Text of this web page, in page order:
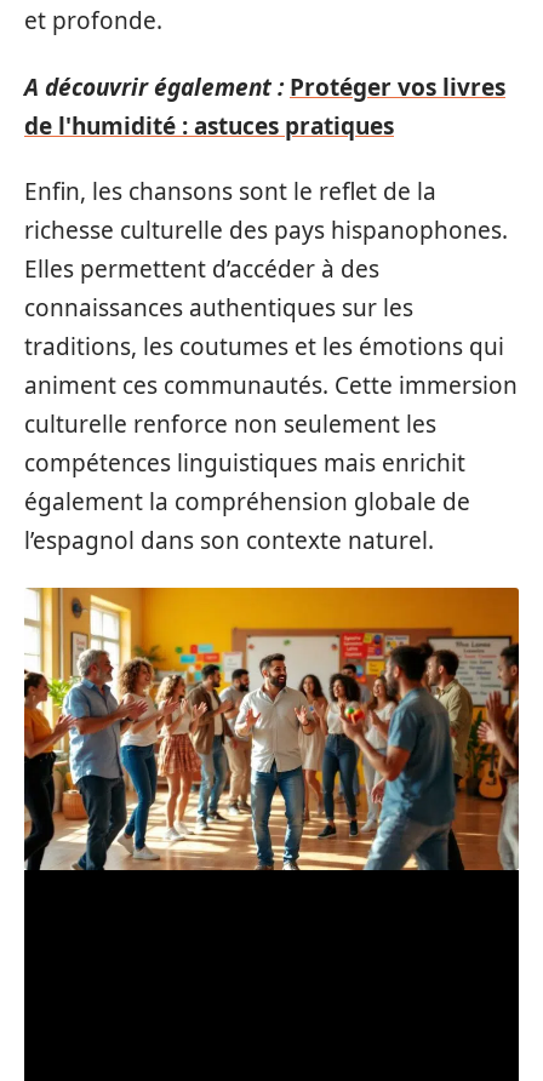
et profonde.
A découvrir également : Protéger vos livres
de l'humidité : astuces pratiques
Enfin, les chansons sont le reflet de la
richesse culturelle des pays hispanophones.
Elles permettent d’accéder à des
connaissances authentiques sur les
traditions, les coutumes et les émotions qui
animent ces communautés. Cette immersion
culturelle renforce non seulement les
compétences linguistiques mais enrichit
également la compréhension globale de
l’espagnol dans son contexte naturel.